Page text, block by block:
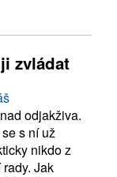
zvládat
odjakživa.
s ní už
nikdo z
Jak